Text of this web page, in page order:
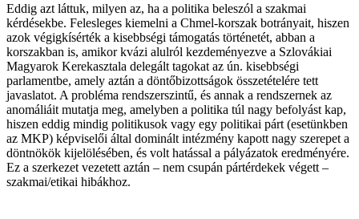
Eddig azt láttuk, milyen az, ha a politika beleszól a szakmai
kérdésekbe. Felesleges kiemelni a Chmel-korszak botrányait, hiszen
azok végigkísérték a kisebbségi támogatás történetét, abban a
korszakban is, amikor kvázi alulról kezdeményezve a Szlovákiai
Magyarok Kerekasztala delegált tagokat az ún. kisebbségi
parlamentbe, amely aztán a döntőbizottságok összetételére tett
javaslatot. A probléma rendszerszintű, és annak a rendszernek az
anomáliáit mutatja meg, amelyben a politika túl nagy befolyást kap,
hiszen eddig mindig politikusok vagy egy politikai párt (esetünkben
az MKP) képviselői által dominált intézmény kapott nagy szerepet a
döntnökök kijelölésében, és volt hatással a pályázatok eredményére.
Ez a szerkezet vezetett aztán – nem csupán pártérdekek végett –
szakmai/etikai hibákhoz.